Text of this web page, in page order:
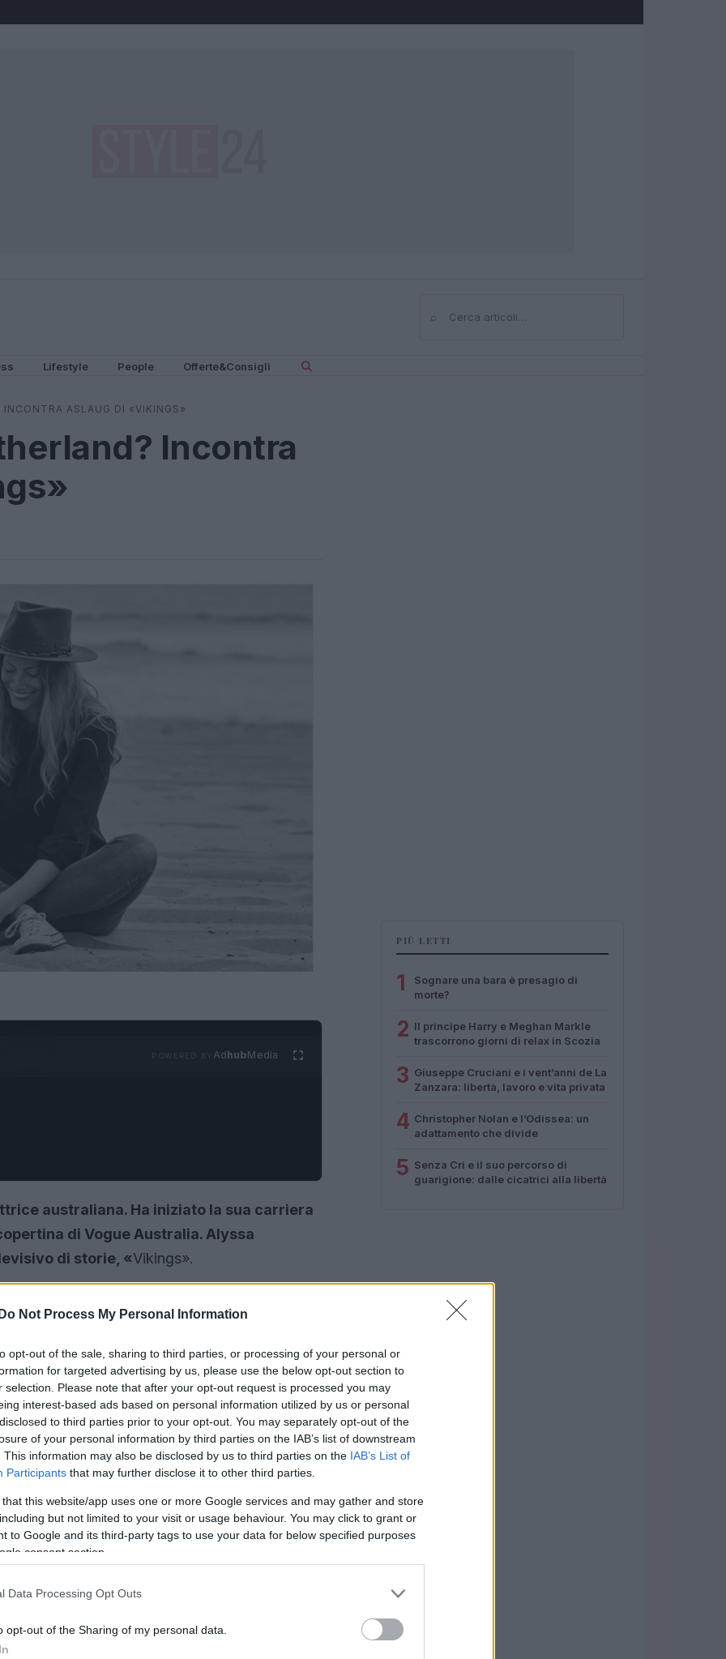
Do Not Process My Personal Information
opt-out of the sale, sharing to third parties, or processing of your personal or
for targeted advertising by us, please use the below opt-out section to
selection. Please note that after your opt-out request is processed you may
interest-based ads based on personal information utilized by us or personal
to third parties prior to your opt-out. You may separately opt-out of the
of your personal information by third parties on the IAB’s list of downstream
This information may also be disclosed by us to third parties on the IAB’s List of
Participants that may further disclose it to other third parties.
that this website/app uses one or more Google services and may gather and store
but not limited to your visit or usage behaviour. You may click to grant or
to Google and its third-party tags to use your data for below specified purposes
consent section.
Data Processing Opt Outs
opt-out of the Sharing of my personal data.
⌕Cerca
Lifestyle People Offerte&Consigli
ASLAUG DI «VIKINGS»
Incontra
AdhubMedia
australiana. Ha iniziato la sua carriera
di Vogue Australia. Alyssa
di storie, «Vikings».
High School nel nord di Brisbane.
PIÙ LETTI
1
Sognare una bara è presagio di
morte?
2 Il principe Harry e Meghan Markle
trascorrono giorni di relax in Scozia
3 Giuseppe Cruciani e i vent’anni de La
Zanzara: libertà, lavoro e vita privata
4 Christopher Nolan e l’Odissea: un
adattamento che divide
5 Senza Cri e il suo percorso di
guarigione: dalle cicatrici alla libertà